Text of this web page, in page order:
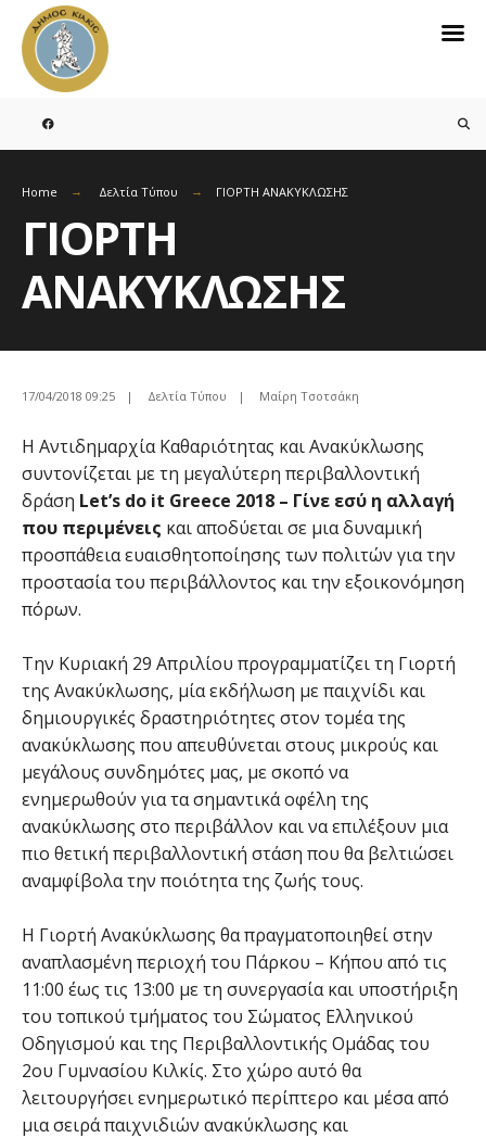
Skip
Home Δελτία Τύπου ΓΙΟΡΤΗ ΑΝΑΚΥΚΛΩΣΗΣ
ΓΙΟΡΤΗ
ΑΝΑΚΥΚΛΩΣΗΣ
17/04/2018 09:25 | Δελτία Τύπου | Μαίρη Τσοτσάκη
Η Αντιδημαρχία Καθαριότητας και Ανακύκλωσης
συντονίζεται με τη μεγαλύτερη περιβαλλοντική
δράση Let’s do it Greece 2018 – Γίνε εσύ η αλλαγή
που περιμένεις και αποδύεται σε μια δυναμική
προσπάθεια ευαισθητοποίησης των πολιτών για την
προστασία του περιβάλλοντος και την εξοικονόμηση
πόρων.
Την Κυριακή 29 Απριλίου προγραμματίζει τη Γιορτή
της Ανακύκλωσης, μία εκδήλωση με παιχνίδι και
δημιουργικές δραστηριότητες στον τομέα της
ανακύκλωσης που απευθύνεται στους μικρούς και
μεγάλους συνδημότες μας, με σκοπό να
ενημερωθούν για τα σημαντικά οφέλη της
ανακύκλωσης στο περιβάλλον και να επιλέξουν μια
πιο θετική περιβαλλοντική στάση που θα βελτιώσει
αναμφίβολα την ποιότητα της ζωής τους.
Η Γιορτή Ανακύκλωσης θα πραγματοποιηθεί στην
αναπλασμένη περιοχή του Πάρκου – Κήπου από τις
11:00 έως τις 13:00 με τη συνεργασία και υποστήριξη
του τοπικού τμήματος του Σώματος Ελληνικού
Οδηγισμού και της Περιβαλλοντικής Ομάδας του
2ου Γυμνασίου Κιλκίς. Στο χώρο αυτό θα
λειτουργήσει ενημερωτικό περίπτερο και μέσα από
μια σειρά παιχνιδιών ανακύκλωσης και
Search
for: